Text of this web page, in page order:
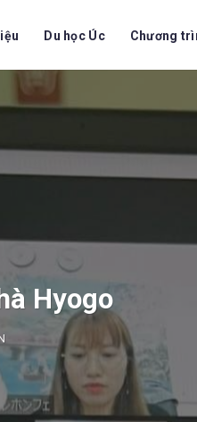
Du học Úc Chương
Hyogo